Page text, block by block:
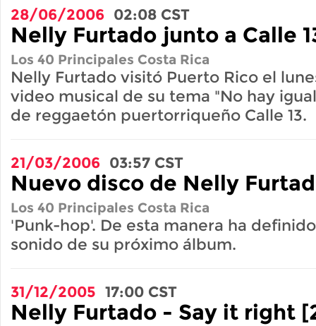
28/06/2006 02:08 CST
Nelly Furtado junto a Calle
Los 40 Principales Costa Rica
Nelly Furtado visitó Puerto Rico el
video musical de su tema "No hay
de reggaetón puertorriqueño Calle 13.
21/03/2006 03:57 CST
Nuevo disco de Nelly
Los 40 Principales Costa Rica
'Punk-hop'. De esta manera ha
sonido de su próximo álbum.
31/12/2005 17:00 CST
Nelly Furtado - Say it right